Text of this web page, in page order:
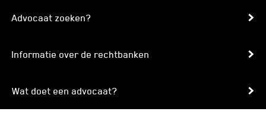
Advocaat zoeken?
Informatie over de rechtbanken
Wat doet een advocaat?